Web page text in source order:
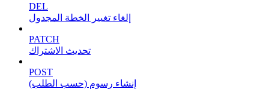
DEL
إلغاء تغيير الخطة المجدول
PATCH
تحديث الاشتراك
POST
إنشاء رسوم (حسب الطلب)